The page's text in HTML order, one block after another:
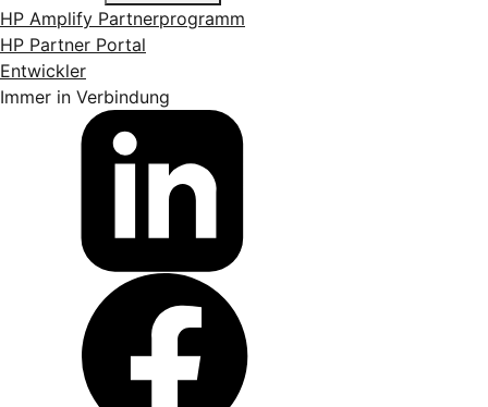
HP Amplify Partnerprogramm
HP Partner Portal
Entwickler
Immer in Verbindung